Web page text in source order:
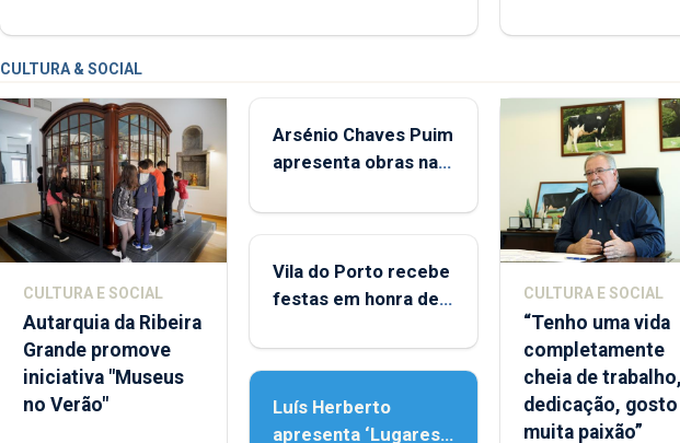
CULTURA & SOCIAL
CULTURA E SOCIAL
Autarquia da Ribeira
Grande promove
iniciativa "Museus
no Verão"
Arsénio Chaves Puim
apresenta obras na
Porto
Vila do Porto recebe
festas em honra de
Assunção
Luís Herberto
apresenta ‘Lugares
CULTURA E SOCIAL
“Tenho uma vida
completamente
cheia de trabalho,
dedicação, gosto
muita paixão”